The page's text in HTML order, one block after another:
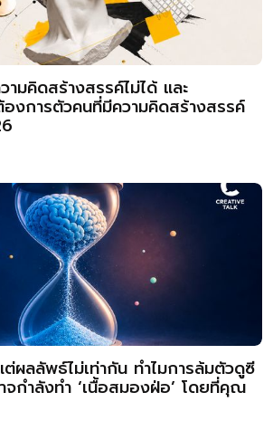
มคิดสร้างสรรค์ไม่ได้ และ
งการตัวคนที่มีความคิดสร้างสรรค์
ผลลัพธ์ไม่เท่ากัน ทำไมการล้มตัวดูซี
จกำลังทำ ‘เนื้อสมองฝ่อ’ โดยที่คุณ